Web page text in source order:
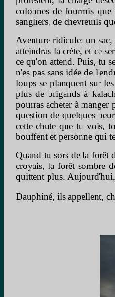
colonnes de fourmis que
sangliers, de chevreuils
Aventure ridicule: un
atteindras la crète, et ce
ce qu'on attend. Puis, tu
n'es pas sans idée de
loups se planquent sur
plus de brigands à
pourras acheter à
question de quelques
cette chute que tu vois,
bouffent et personne qui
Quand tu sors de la forêt
croyais, la forêt sombre
quittent plus. Aujourd'hui,
Dauphiné, ils appellent,